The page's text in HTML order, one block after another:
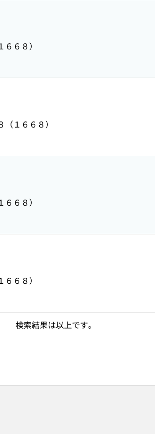
６８）
１６６８）
６８）
６８）
検索結果は以上です。